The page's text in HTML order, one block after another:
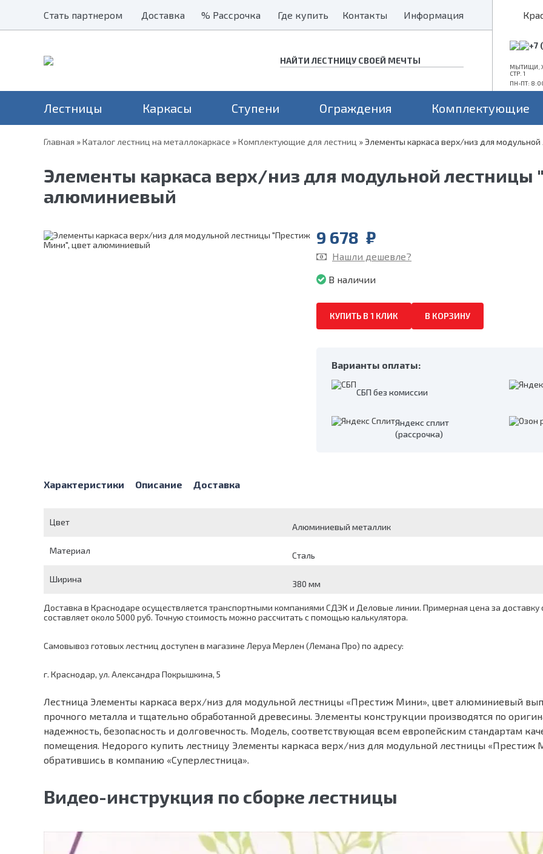
Стать партнером
Стать партнером Доставка
Доставка % Рассрочка
% Рассрочка Где купить
Где купить Контакты
Контакты Информация
Информация
+7
МЫТИЩИ,
СТР. 1
ПН-ПТ:
Лестницы
Серия Престиж
Серия Элегант
Серия Престиж Мини
Лестницы на второй этаж
В дом
На дачу
Уличные лестницы
На монокосоуре
На 2 косоурах
Г-образные
Для средних проемов
Для больших проемов
Каркасы Ступени Ограждения
Перила и поручни
Металлические ограждения
Комплектующие
Главная »Каталог лестниц на металлокаркасе »Комплектующие для лестниц »Элементы каркаса верх/низ для
Элементы каркаса верх/низ для модульной
алюминиевый
9 678 ₽
Нашли дешевле?
В наличии
КУПИТЬ В 1 КЛИК В КОРЗИНУ
Варианты оплаты:
СБП без комиссии
Яндекс сплит
(рассрочка)
Характеристики Описание Доставка
Цвет Алюминиевый металлик
Материал Сталь
Ширина 380 мм
Доставка в Краснодаре осуществляется транспортными компаниями СДЭК и Деловые линии. Примерная цена за доставку
составляет около 5000 руб. Точную стоимость можно рассчитать с помощью калькулятора.
Самовывоз готовых лестниц доступен в магазине Леруа Мерлен (Лемана Про) по адресу:
г. Краснодар, ул. Александра Покрышкина, 5
Лестница Элементы каркаса верх/низ для модульной лестницы «Престиж Мини», цвет алюминиевый
прочного металла и тщательно обработанной древесины. Элементы конструкции производятся по
надежность, безопасность и долговечность. Модель, соответствующая всем европейским стандартам
помещения. Недорого купить лестницу Элементы каркаса верх/низ для модульной лестницы
обратившись в компанию «Суперлестница».
Видео-инструкция по сборке лестницы